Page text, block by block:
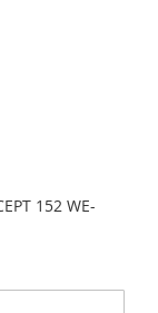
152 WE-